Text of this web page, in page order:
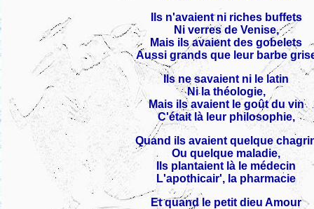
Ils n'avaient ni riches buffets
Ni verres de Venise,
Mais ils avaient des gobelets
Aussi grands que leur barbe
Ils ne savaient ni le latin
Ni la théologie,
Mais ils avaient le goût du vin
C'était là leur philosophie,
Quand ils avaient quelque
Ou quelque maladie,
Ils plantaient là le médecin
L'apothicair', la pharmacie
Et quand le petit dieu Amour